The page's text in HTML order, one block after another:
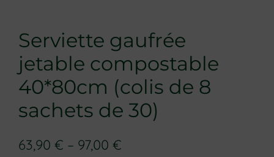
Serviette gaufrée
jetable compostable
40*80cm (colis de 8
sachets de 30)
63,90 € – 97,00 €